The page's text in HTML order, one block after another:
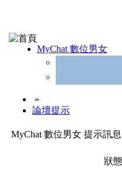
MyChat 數位男女
»
論壇提示
MyChat 數位男女 提示訊息
狀